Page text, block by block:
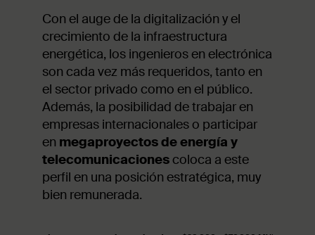
Con el auge de la digitalización y el
crecimiento de la infraestructura
energética, los ingenieros en electrónica
son cada vez más requeridos, tanto en
el sector privado como en el público.
Además, la posibilidad de trabajar en
empresas internacionales o participar
en megaproyectos de energía y
telecomunicacionescoloca a este
perfil en una posición estratégica, muy
bien remunerada.